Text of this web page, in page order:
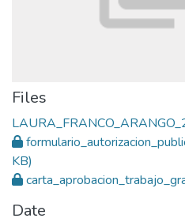
Files
KB)
Date